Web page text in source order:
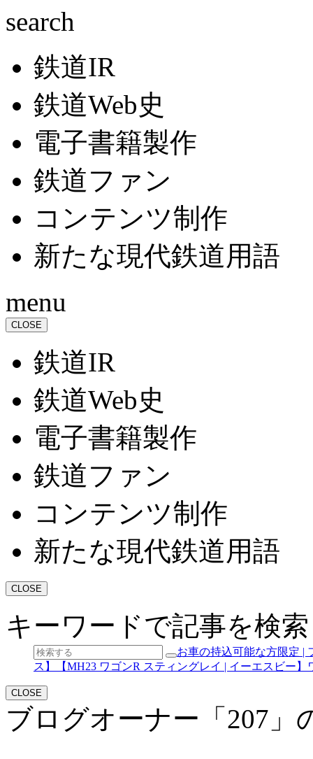
search
鉄道IR
鉄道Web史
電子書籍製作
鉄道ファン
コンテンツ制作
新たな現代鉄道用語
menu
CLOSE
鉄道IR
鉄道Web史
電子書籍製作
鉄道ファン
コンテンツ制作
新たな現代鉄道用語
CLOSE
キーワードで記事を検索
お車の持込可能な方限定 |
ス】【MH23 ワゴンR スティングレイ | イーエスビー
CLOSE
ブログオーナー「207」